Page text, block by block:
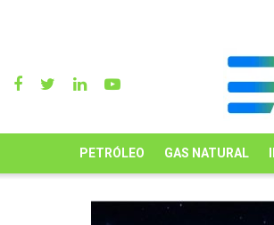
PETRÓLEO GAS NATURAL